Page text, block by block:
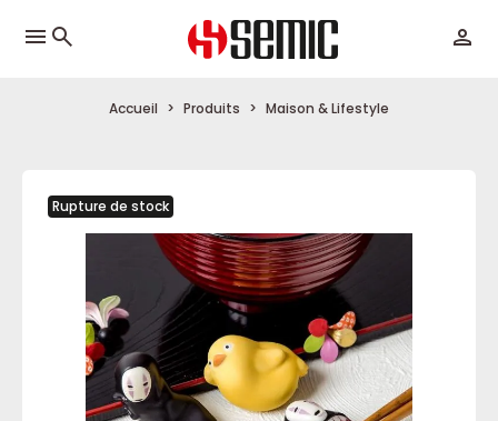
menu
Accueil Produits Maison & Lifestyle
Rupture de stock